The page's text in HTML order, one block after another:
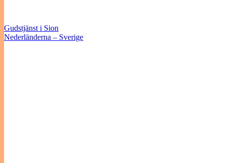
Gudstjänst i Sion
Nederländerna – Sverige